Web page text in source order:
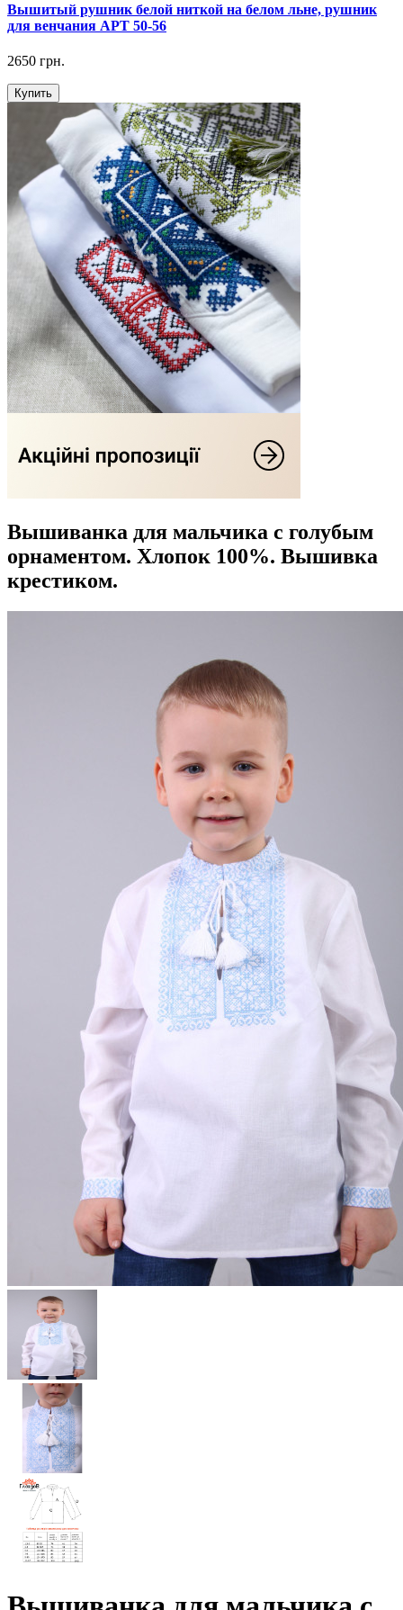
Вышитый рушник белой ниткой на белом льне, рушник
для венчания АРТ 50-56
2650 грн.
Купить
Вышиванка для мальчика с голубым
орнаментом. Хлопок 100%. Вышивка
крестиком.